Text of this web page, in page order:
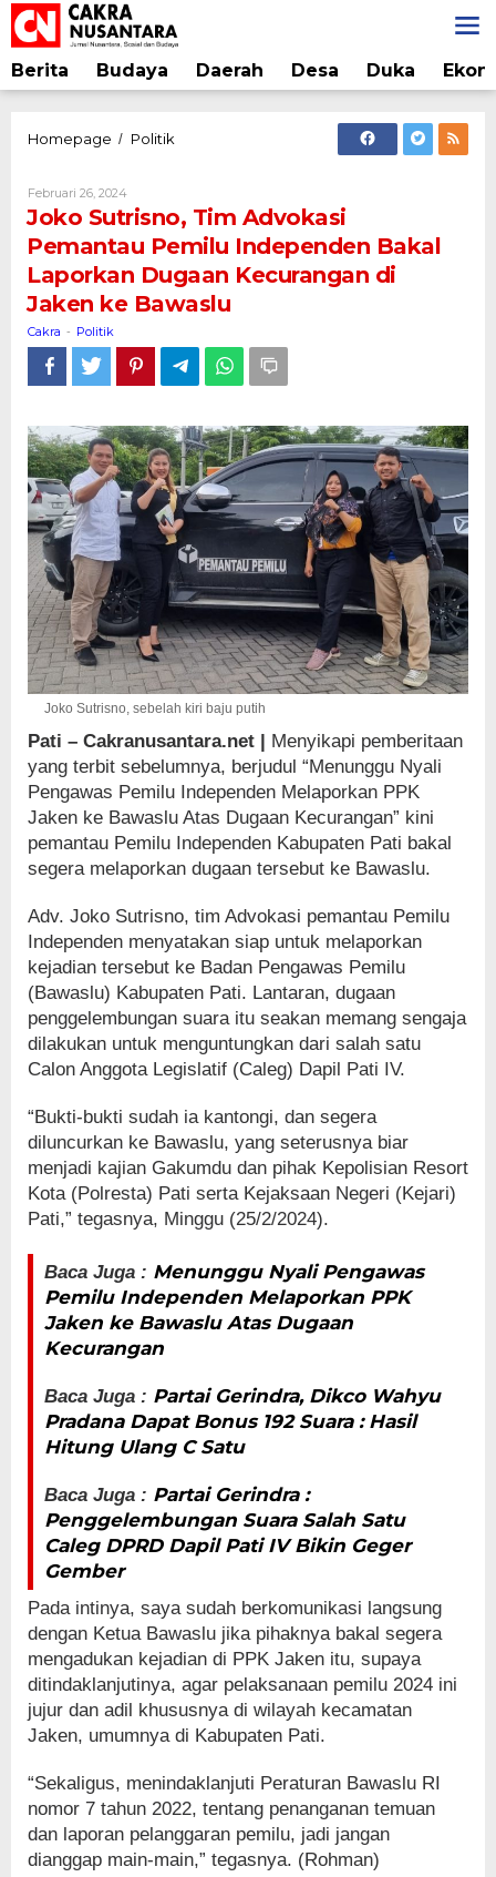
Lewati
ke
konten
Berita Budaya Daerah Desa Duka
Homepage / Politik
Advokasi
Pemantau
Pemilu
Independen
Bakal
Laporkan
Kecurangan
ke
Bawaslu
Februari 26, 2024Oleh
Cakra
Joko Sutrisno, Tim Advokasi
Pemantau Pemilu Independen Bakal
Laporkan Dugaan Kecurangan di
Jaken ke Bawaslu
Cakra - Politik
Joko Sutrisno, sebelah kiri baju putih
Pati – Cakranusantara.net | Menyikapi pemberitaan
yang terbit sebelumnya, berjudul “Menunggu Nyali
Pengawas Pemilu Independen Melaporkan PPK
Jaken ke Bawaslu Atas Dugaan Kecurangan” kini
pemantau Pemilu Independen Kabupaten Pati bakal
segera melaporkan dugaan tersebut ke Bawaslu.
Adv. Joko Sutrisno, tim Advokasi pemantau Pemilu
Independen menyatakan siap untuk melaporkan
kejadian tersebut ke Badan Pengawas Pemilu
(Bawaslu) Kabupaten Pati. Lantaran, dugaan
penggelembungan suara itu seakan memang sengaja
dilakukan untuk menguntungkan dari salah satu
Calon Anggota Legislatif (Caleg) Dapil Pati IV.
“Bukti-bukti sudah ia kantongi, dan segera
diluncurkan ke Bawaslu, yang seterusnya biar
menjadi kajian Gakumdu dan pihak Kepolisian Resort
Kota (Polresta) Pati serta Kejaksaan Negeri (Kejari)
Pati,” tegasnya, Minggu (25/2/2024).
Baca Juga : Menunggu Nyali Pengawas
Pemilu Independen Melaporkan PPK
Jaken ke Bawaslu Atas Dugaan
Kecurangan
Baca Juga : Partai Gerindra, Dikco Wahyu
Pradana Dapat Bonus 192 Suara : Hasil
Hitung Ulang C Satu
Baca Juga : Partai Gerindra :
Penggelembungan Suara Salah Satu
Caleg DPRD Dapil Pati IV Bikin Geger
Gember
Pada intinya, saya sudah berkomunikasi langsung
dengan Ketua Bawaslu jika pihaknya bakal segera
mengadukan kejadian di PPK Jaken itu, supaya
ditindaklanjutinya, agar pelaksanaan pemilu 2024 ini
jujur dan adil khususnya di wilayah kecamatan
Jaken, umumnya di Kabupaten Pati.
“Sekaligus, menindaklanjuti Peraturan Bawaslu RI
nomor 7 tahun 2022, tentang penanganan temuan
dan laporan pelanggaran pemilu, jadi jangan
dianggap main-main,” tegasnya. (Rohman)